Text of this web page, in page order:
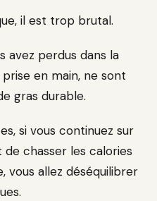
il est trop brutal.
avez perdus dans la
en main, ne sont
gras durable.
si vous continuez sur
chasser les calories
vous allez déséquilibrer